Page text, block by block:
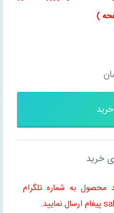
)
خرید
به شماره تلگرام